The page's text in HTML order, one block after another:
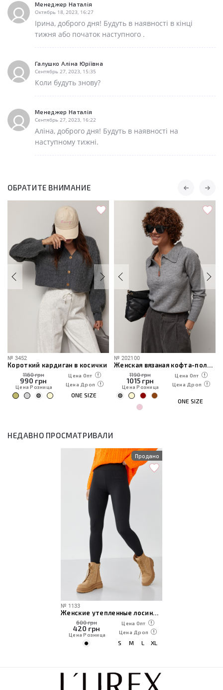
Менеджер Наталія
Октябрь 18, 2023, 16:27
Ірина, доброго дня! Будуть в наявності в кінці
тижня або початок наступного .
Галушко Аліна Юріївна
Сентябрь 27, 2023, 15:35
Коли будуть знову?
Менеджер Наталія
Сентябрь 27, 2023, 16:22
Аліна, доброго дня! Будуть в наявності на
наступному тижні.
ОБРАТИТЕ ВНИМАНИЕ
№ 3452
Короткий кардиган в косички
1160 грн
990 грн
Цена Розница
Цена Опт
Цена Дроп
ONE SIZE
№ 202100
Женская вязаная кофта-поло на молнии
1190 грн
1015грн
Цена Розница
Цена Опт
Цена Дроп
ONE SIZE
НЕДАВНО ПРОСМАТРИВАЛИ
Продано
№ 1133
Женские утепленные лосины в рубчик
600 грн
420 грн
Цена Розница
Цена Опт
Цена Дроп
S M L XL